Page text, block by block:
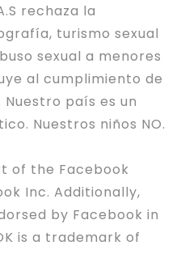
rechaza la
turismo sexual
sexual a menores
al cumplimiento de
Nuestro país es un
Nuestros niños NO.
of the Facebook
Inc. Additionally,
by Facebook in
is a trademark of